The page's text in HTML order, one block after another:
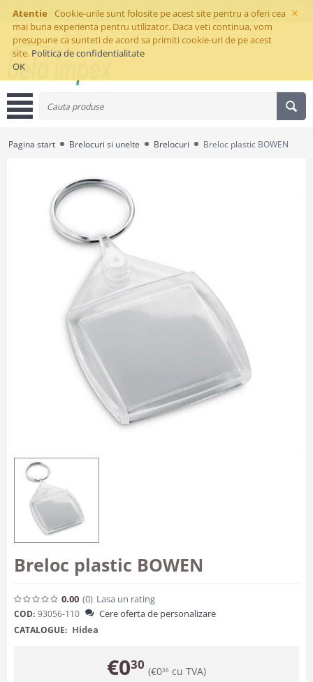
×
Atentie
Cookie-urile sunt folosite pe acest site pentru a oferi cea
mai buna experienta pentru utilizator. Daca veti continua, vom
presupune ca sunteti de acord sa primiti cookie-uri de pe acest
site. Politica de confidentialitate
OK
Pagina start Brelocuri si unelte Brelocuri Breloc plastic BOWEN
Breloc plastic BOWEN
0.00 (0) Lasa un rating
COD: 93056-110 Cere oferta de personalizare
CATALOGUE: Hidea
€030 (€036 cu TVA)